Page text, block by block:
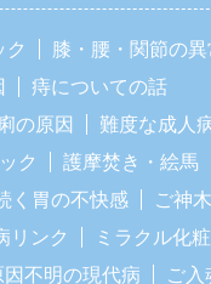
ク
膝・腰・関節の異
痔についての話
の原因
難度な成人
ク
護摩焚き・絵馬
く胃の不快感
ご神
リンク
ミラクル化
因不明の現代病 ご入